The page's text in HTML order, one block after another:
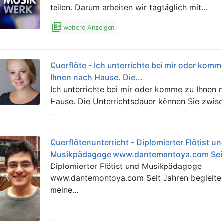
teilen. Darum arbeiten wir tagtäglich mit...
filter_9_plus weitere Anzeigen
Querflöte - Ich unterrichte bei mir oder
Ihnen nach Hause. Die...
Ich unterrichte bei mir oder komme zu Ihnen
Hause. Die Unterrichtsdauer können Sie
Querflötenunterricht - Diplomierter Flötist
Musikpädagoge www.dantemontoya.com
Diplomierter Flötist und Musikpädagoge
www.dantemontoya.com Seit Jahren
meine...